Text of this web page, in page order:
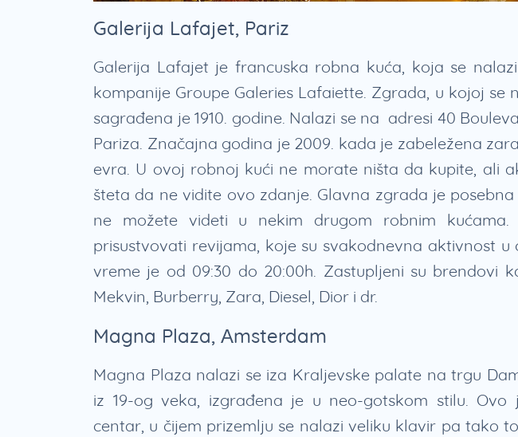
Galerija Lafajet, Pariz
Galerija Lafajet je francuska robna kuća, koja se
kompanije Groupe Galeries Lafaiette. Zgrada, u kojoj se
sagrađena je 1910. godine. Nalazi se na adresi 40
Pariza. Značajna godina je 2009. kada je zabeležena
evra. U ovoj robnoj kući ne morate ništa da kupite, ali
šteta da ne vidite ovo zdanje. Glavna zgrada je
ne možete videti u nekim drugom robnim kućama.
prisustvovati revijama, koje su svakodnevna aktivnost u
vreme je od 09:30 do 20:00h. Zastupljeni su brendovi
Mekvin, Burberry, Zara, Diesel, Dior i dr.
Magna Plaza, Amsterdam
Magna Plaza nalazi se iza Kraljevske palate na trgu
iz 19-og veka, izgrađena je u neo-gotskom stilu. Ovo
centar, u čijem prizemlju se nalazi veliku klavir pa tako